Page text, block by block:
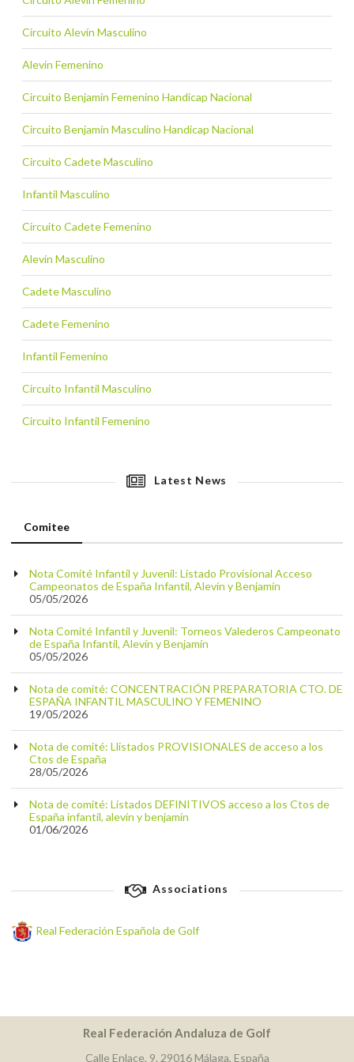
Circuito Alevín Masculino
Alevín Femenino
Circuito Benjamín Femenino Handicap Nacional
Circuito Benjamín Masculino Handicap Nacional
Circuito Cadete Masculino
Infantil Masculino
Circuito Cadete Femenino
Alevín Masculino
Cadete Masculino
Cadete Femenino
Infantil Femenino
Circuito Infantil Masculino
Circuito Infantil Femenino
Latest News
Comitee
Nota Comité Infantil y Juvenil: Listado Provisional Acceso
Campeonatos de España Infantil, Alevín y Benjamín
05/05/2026
Nota Comité Infantil y Juvenil: Torneos Valederos Campeonato
de España Infantil, Alevín y Benjamín
05/05/2026
Nota de comité: CONCENTRACIÓN PREPARATORIA CTO. DE
ESPAÑA INFANTIL MASCULINO Y FEMENINO
19/05/2026
Nota de comité: Llistados PROVISIONALES de acceso a los
Ctos de España
28/05/2026
Nota de comité: Listados DEFINITIVOS acceso a los Ctos de
España infantil, alevín y benjamín
01/06/2026
Associations
Real Federación Española de Golf
Real Federación Andaluza de Golf
Calle Enlace, 9. 29016 Málaga, España